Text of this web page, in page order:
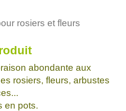
rosiers et fleurs
abondante aux
rosiers, fleurs, arbustes
en pots.